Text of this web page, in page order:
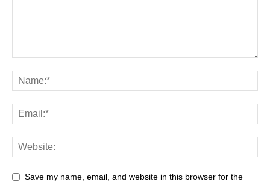
Save my name, email, and website in this browser for the